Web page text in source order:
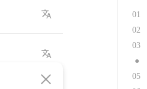
01
02
03
●
05